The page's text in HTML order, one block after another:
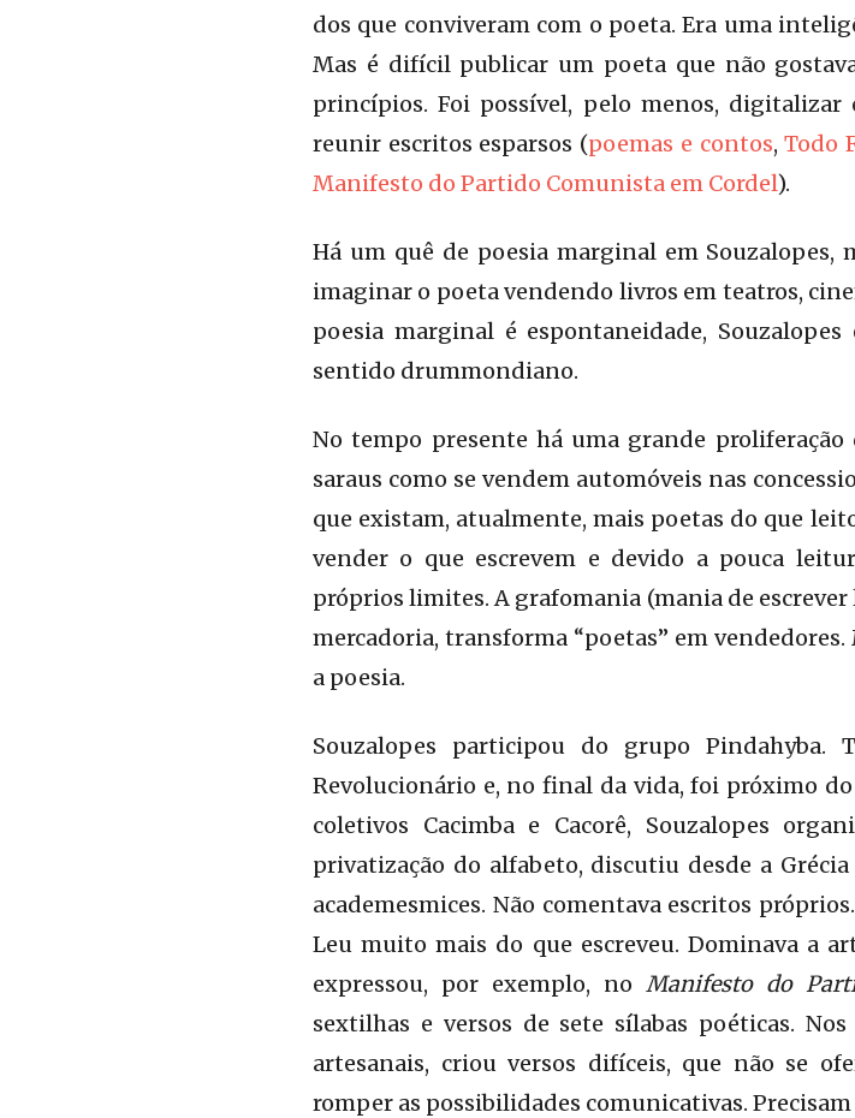
dos que conviveram com o poeta. Era uma
Mas é difícil publicar um poeta que não
princípios. Foi possível, pelo menos,
reunir escritos esparsos (poemas e contos,Todo
Manifesto do Partido Comunista em Cordel).
Há um quê de poesia marginal em
imaginar o poeta vendendo livros em teatros,
poesia marginal é espontaneidade,
sentido drummondiano.
No tempo presente há uma grande
saraus como se vendem automóveis nas
que existam, atualmente, mais poetas do que
vender o que escrevem e devido a pouca
próprios limites. A grafomania (mania de
mercadoria, transforma “poetas” em
a poesia.
Souzalopes participou do grupo Pindahyba.
Revolucionário e, no final da vida, foi próximo
coletivos Cacimba e Cacorê, Souzalopes
privatização do alfabeto, discutiu desde a
academesmices. Não comentava escritos
Leu muito mais do que escreveu. Dominava a
expressou, por exemplo, no Manifesto do
sextilhas e versos de sete sílabas poéticas.
artesanais, criou versos difíceis, que não se
romper as possibilidades comunicativas.